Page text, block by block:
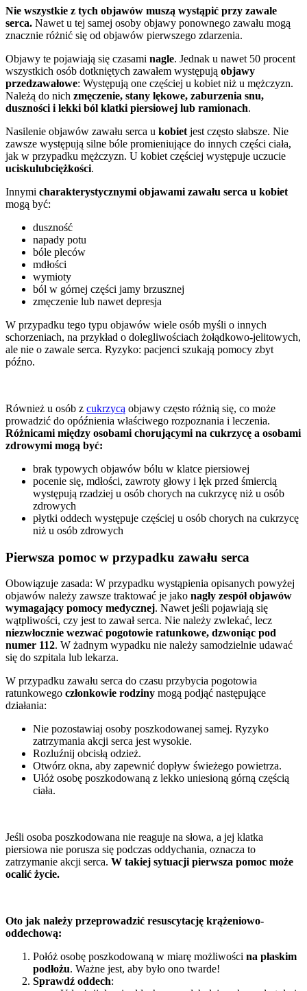
Nie wszystkie z tych objawów muszą wystąpić przy zawale
serca. Nawet u tej samej osoby objawy ponownego zawału mogą
znacznie różnić się od objawów pierwszego zdarzenia.
Objawy te pojawiają się czasami nagle. Jednak u nawet 50 procent
wszystkich osób dotkniętych zawałem występują objawy
przedzawałowe: Występują one częściej u kobiet niż u mężczyzn.
Należą do nich zmęczenie, stany lękowe, zaburzenia snu,
duszności i lekki ból klatki piersiowej lub ramionach.
Nasilenie objawów zawału serca u kobiet jest często słabsze. Nie
zawsze występują silne bóle promieniujące do innych części ciała,
jak w przypadku mężczyzn. U kobiet częściej występuje uczucie
uciskulubciężkości.
Innymi charakterystycznymi objawami zawału serca u kobiet
mogą być:
duszność
napady potu
bóle pleców
mdłości
wymioty
ból w górnej części jamy brzusznej
zmęczenie lub nawet depresja
W przypadku tego typu objawów wiele osób myśli o innych
schorzeniach, na przykład o dolegliwościach żołądkowo-jelitowych,
ale nie o zawale serca. Ryzyko: pacjenci szukają pomocy zbyt
późno.
Również u osób z cukrzycą objawy często różnią się, co może
prowadzić do opóźnienia właściwego rozpoznania i leczenia.
Różnicami między osobami chorującymi na cukrzycę a osobami
zdrowymi mogą być:
brak typowych objawów bólu w klatce piersiowej
pocenie się, mdłości, zawroty głowy i lęk przed śmiercią
występują rzadziej u osób chorych na cukrzycę niż u osób
zdrowych
płytki oddech występuje częściej u osób chorych na cukrzycę
niż u osób zdrowych
Pierwsza pomoc w przypadku zawału serca
Obowiązuje zasada: W przypadku wystąpienia opisanych powyżej
objawów należy zawsze traktować je jako nagły zespół objawów
wymagający pomocy medycznej. Nawet jeśli pojawiają się
wątpliwości, czy jest to zawał serca. Nie należy zwlekać, lecz
niezwłocznie wezwać pogotowie ratunkowe, dzwoniąc pod
numer 112. W żadnym wypadku nie należy samodzielnie udawać
się do szpitala lub lekarza.
W przypadku zawału serca do czasu przybycia pogotowia
ratunkowego członkowie rodziny mogą podjąć następujące
działania:
Nie pozostawiaj osoby poszkodowanej samej. Ryzyko
zatrzymania akcji serca jest wysokie.
Rozluźnij obcisłą odzież.
Otwórz okna, aby zapewnić dopływ świeżego powietrza.
Ułóż osobę poszkodowaną z lekko uniesioną górną częścią
ciała.
Jeśli osoba poszkodowana nie reaguje na słowa, a jej klatka
piersiowa nie porusza się podczas oddychania, oznacza to
zatrzymanie akcji serca. W takiej sytuacji pierwsza pomoc może
ocalić życie.
Oto jak należy przeprowadzić resuscytację krążeniowo-
oddechową:
Połóż osobę poszkodowaną w miarę możliwości na płaskim
podłożu. Ważne jest, aby było ono twarde!
Sprawdź oddech: